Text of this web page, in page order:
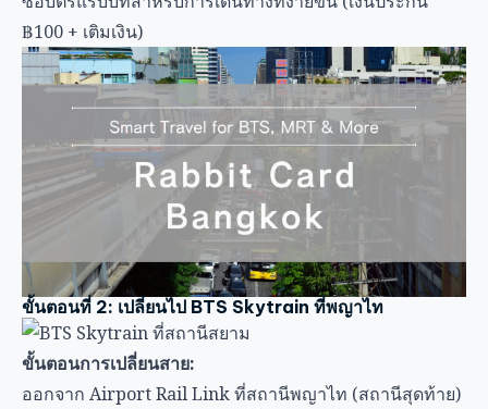
ขั้นตอนที่ 2: เปลี่ยนไป BTS Skytrain ที่พญาไท
ขั้นตอนการเปลี่ยนสาย:
ออกจาก Airport Rail Link ที่สถานีพญาไท (สถานีสุดท้าย)
เดินตามป้าย BTS Skytrain - เป็นทางเดินมีหลังคา
ขึ้นไปชั้นชานชาลา BTS (เดินประมาณ 3-5 นาที)
ซื้อตั๋ว BTS หรือใช้บัตรแรบบิท
การเดินทาง BTS ไปสถานีสยาม:
ขึ้นรถไฟสายสีลม มุ่งหน้าไปบางหว้า
เดินทาง 5 สถานี: อารีย์ → สนามเป้า → อนุสาวรีย์ชัยสมรภูมิ
→ พญาไท → ราชเทวี → สยาม